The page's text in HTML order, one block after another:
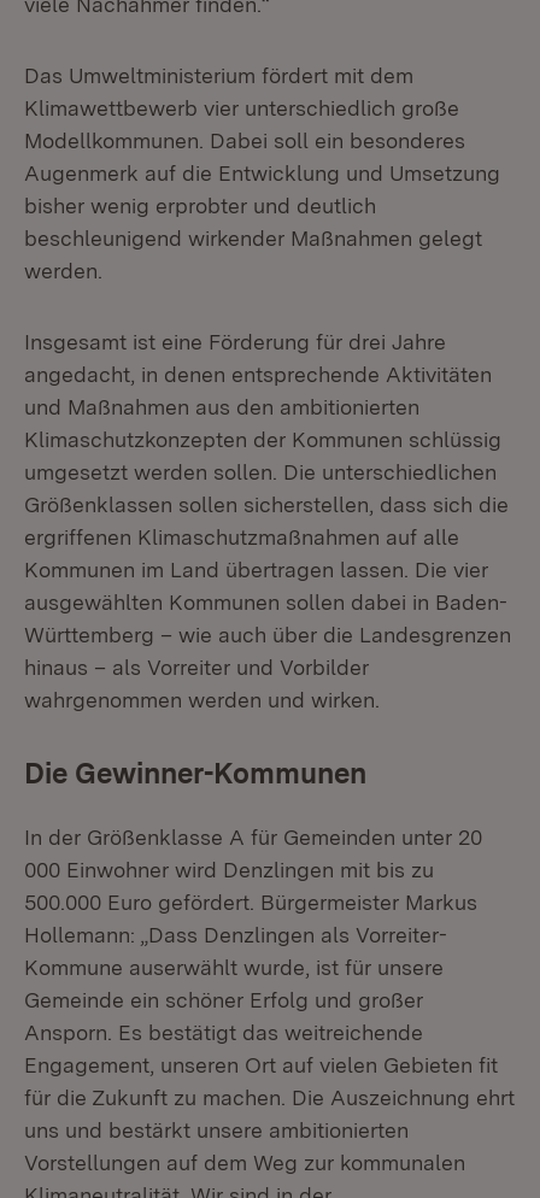
Das Umweltministerium fördert mit dem
Klimawettbewerb vier unterschiedlich große
Modellkommunen. Dabei soll ein besonderes
Augenmerk auf die Entwicklung und Umsetzung
bisher wenig erprobter und deutlich
beschleunigend wirkender Maßnahmen gelegt
werden.
Insgesamt ist eine Förderung für drei Jahre
angedacht, in denen entsprechende Aktivitäten
und Maßnahmen aus den ambitionierten
Klimaschutzkonzepten der Kommunen schlüssig
umgesetzt werden sollen. Die unterschiedlichen
Größenklassen sollen sicherstellen, dass sich die
ergriffenen Klimaschutzmaßnahmen auf alle
Kommunen im Land übertragen lassen. Die vier
ausgewählten Kommunen sollen dabei in Baden-
Württemberg – wie auch über die Landesgrenzen
hinaus – als Vorreiter und Vorbilder
wahrgenommen werden und wirken.
Die Gewinner-Kommunen
In der Größenklasse A für Gemeinden unter 20
000 Einwohner wird Denzlingen mit bis zu
500.000 Euro gefördert. Bürgermeister Markus
Hollemann: „Dass Denzlingen als Vorreiter-
Kommune auserwählt wurde, ist für unsere
Gemeinde ein schöner Erfolg und großer
Ansporn. Es bestätigt das weitreichende
Engagement, unseren Ort auf vielen Gebieten fit
für die Zukunft zu machen. Die Auszeichnung ehrt
uns und bestärkt unsere ambitionierten
Vorstellungen auf dem Weg zur kommunalen